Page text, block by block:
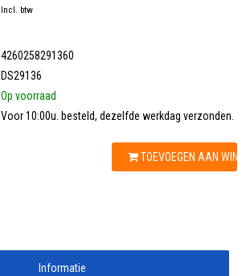
Incl. btw
4260258291360
DS29136
Op voorraad
Voor 10:00u. besteld, dezelfde werkdag verzonden.
TOEVOEGEN AAN
Informatie